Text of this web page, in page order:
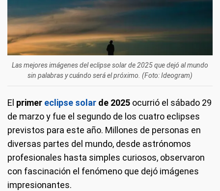
Las mejores imágenes del eclipse solar de 2025 que dejó al mundo
sin palabras y cuándo será el próximo. (Foto: Ideogram)
El primer eclipse solar de 2025 ocurrió el sábado 29
de marzo y fue el segundo de los cuatro eclipses
previstos para este año. Millones de personas en
diversas partes del mundo, desde astrónomos
profesionales hasta simples curiosos, observaron
con fascinación el fenómeno que dejó imágenes
impresionantes.